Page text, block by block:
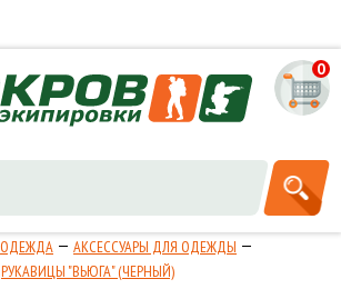
0
ОДЕЖДА
АКСЕССУАРЫ ДЛЯ ОДЕЖДЫ
РУКАВИЦЫ "ВЬЮГА" (ЧЕРНЫЙ)